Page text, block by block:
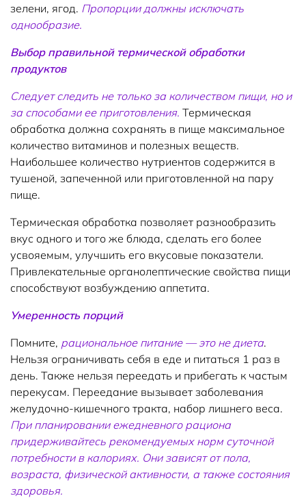
зелени, ягод. Пропорции должны исключать
однообразие.
Выбор правильной термической обработки
продуктов
Следует следить не только за количеством пищи, но и
за способами ее приготовления. Термическая
обработка должна сохранять в пище максимальное
количество витаминов и полезных веществ.
Наибольшее количество нутриентов содержится в
тушеной, запеченной или приготовленной на пару
пище.
Термическая обработка позволяет разнообразить
вкус одного и того же блюда, сделать его более
усвояемым, улучшить его вкусовые показатели.
Привлекательные органолептические свойства пищи
способствуют возбуждению аппетита.
Умеренность порций
Помните, рациональное питание — это не диета.
Нельзя ограничивать себя в еде и питаться 1 раз в
день. Также нельзя переедать и прибегать к частым
перекусам. Переедание вызывает заболевания
желудочно-кишечного тракта, набор лишнего веса.
При планировании ежедневного рациона
придерживайтесь рекомендуемых норм суточной
потребности в калориях. Они зависят от пола,
возраста, физической активности, а также состояния
здоровья.